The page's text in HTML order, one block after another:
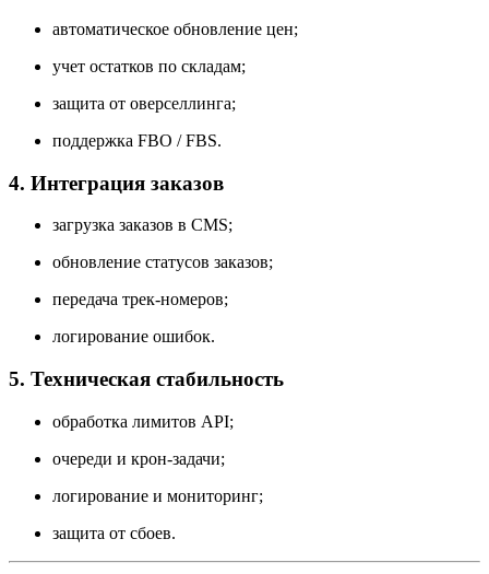
автоматическое обновление цен;
учет остатков по складам;
защита от оверселлинга;
поддержка FBO / FBS.
4. Интеграция заказов
загрузка заказов в CMS;
обновление статусов заказов;
передача трек-номеров;
логирование ошибок.
5. Техническая стабильность
обработка лимитов API;
очереди и крон-задачи;
логирование и мониторинг;
защита от сбоев.